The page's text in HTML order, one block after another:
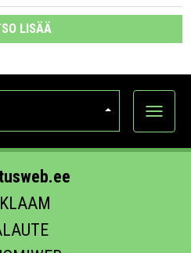
LISÄÄ
Näytä